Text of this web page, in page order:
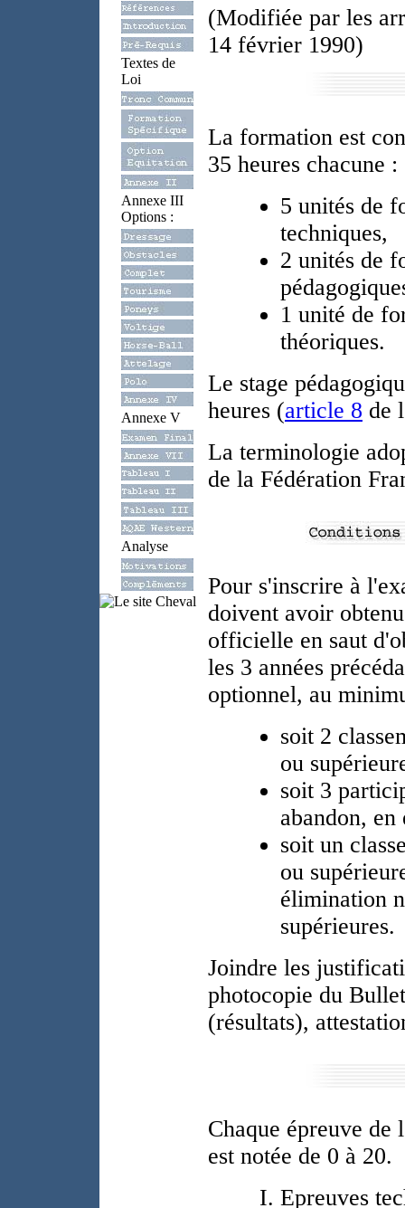
Textes de
Loi
Annexe III
Options :
Annexe V
Analyse
(Modifiée par les
14 février 1990)
La formation est
35 heures chacune :
5 unités de
techniques,
2 unités de
1 unité de
théoriques.
Le stage
heures (article 8 de
La terminologie
de la Fédération
Pour s'inscrire à
doivent avoir
officielle en saut
les 3 années
optionnel, au
soit 2
ou
soit 3
abandon,
soit un
ou
élimination
supérieures.
Joindre les
photocopie du
(résultats),
Chaque épreuve de
est notée de 0 à 20.
Epreuves